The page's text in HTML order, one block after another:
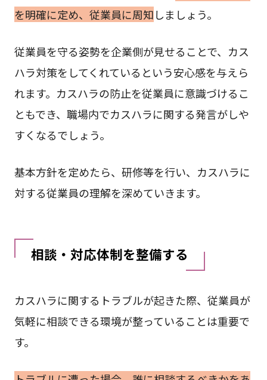
を明確に定め、従業員に周知しましょう。
従業員を守る姿勢を企業側が見せることで、カス
ハラ対策をしてくれているという安心感を与えら
れます。カスハラの防止を従業員に意識づけるこ
ともでき、職場内でカスハラに関する発言がしや
すくなるでしょう。
基本方針を定めたら、研修等を行い、カスハラに
対する従業員の理解を深めていきます。
相談・対応体制を整備する
カスハラに関するトラブルが起きた際、従業員が
気軽に相談できる環境が整っていることは重要で
す。